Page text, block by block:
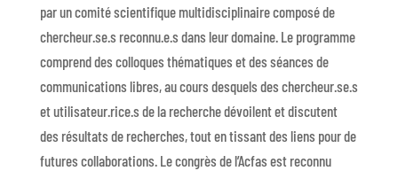
par un comité scientifique multidisciplinaire composé de
chercheur.se.s reconnu.e.s dans leur domaine. Le programme
comprend des colloques thématiques et des séances de
communications libres, au cours desquels des chercheur.se.s
et utilisateur.rice.s de la recherche dévoilent et discutent
des résultats de recherches, tout en tissant des liens pour de
futures collaborations. Le congrès de l’Acfas est reconnu